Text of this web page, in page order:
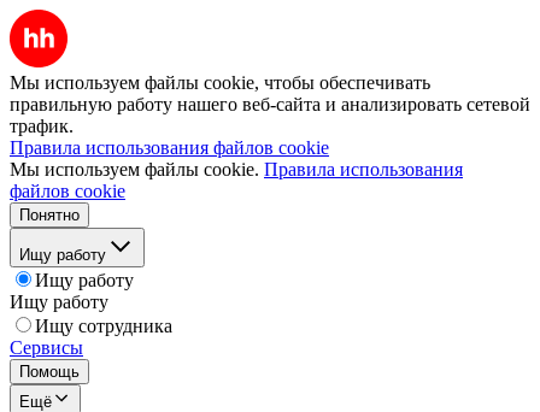
Мы используем файлы cookie, чтобы обеспечивать
правильную работу нашего веб-сайта и анализировать сетевой
трафик.
Правила использования файлов cookie
Мы используем файлы cookie. Правила использования
файлов cookie
Понятно
Ищу работу
Ищу работу
Ищу работу
Ищу сотрудника
Сервисы
Помощь
Ещё